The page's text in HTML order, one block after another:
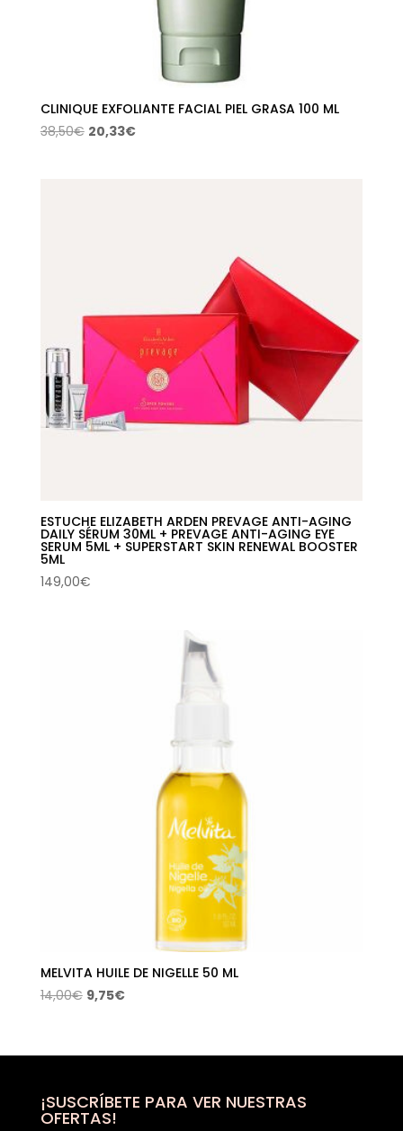
CLINIQUE EXFOLIANTE FACIAL PIEL GRASA 100 ML
38,50€ El
20,33€El
ESTUCHE ELIZABETH ARDEN PREVAGE ANTI-AGING
DAILY SÉRUM 30ML + PREVAGE ANTI-AGING EYE
SERUM 5ML + SUPERSTART SKIN RENEWAL BOOSTER
5ML
149,00€
MELVITA HUILE DE NIGELLE 50 ML
14,00€ El
era:
9,75€El
es:
¡SUSCRÍBETE PARA VER NUESTRAS
OFERTAS!